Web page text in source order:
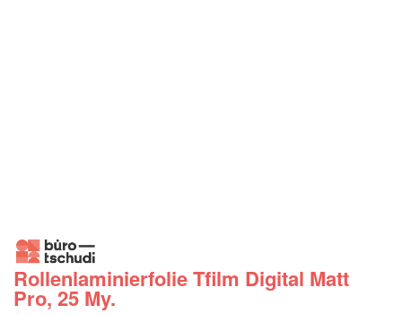
Rollenlaminierfolie Tfilm Digital Matt
Pro, 25 My.